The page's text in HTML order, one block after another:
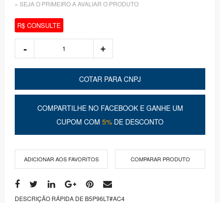
» SEJA O PRIMEIRO A AVALIAR O PRODUTO
R$ CONSULTE
COTAR PARA CNPJ
COMPARTILHE NO FACEBOOK E GANHE UM
CUPOM COM 5% DE DESCONTO
ADICIONAR AOS FAVORITOS COMPARAR PRODUTO
DESCRIÇÃO RÁPIDA DE B5P96LT#AC4